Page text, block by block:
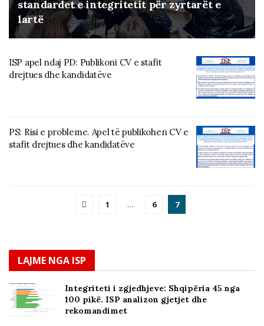
standardet e integritetit për zyrtarët e
lartë
ISP apel ndaj PD: Publikoni CV e stafit
drejtues dhe kandidatëve
PS: Risi e probleme. Apel të publikohen CV e
stafit drejtues dhe kandidatëve
1 … 6 7
LAJME NGA ISP
Integriteti i zgjedhjeve: Shqipëria 45 nga
100 pikë. ISP analizon gjetjet dhe
rekomandimet